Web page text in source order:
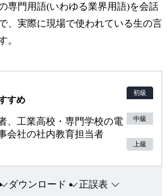
専門用語(いわゆる業界用語)を会話
、実際に現場で使われている生の言
。
すめ
、工業高校・専門学校の電
会社の社内教育担当者
初級
中級
上級
ダウンロード 正誤表